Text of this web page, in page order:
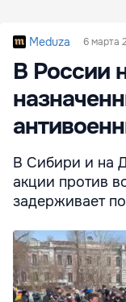
Meduza 6 марта
В России
В Сибири и на
акции против
задерживает